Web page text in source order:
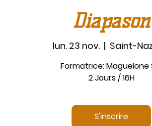
Diapason
lun. 23 nov.
  |
Saint-
Formatrice: Maguelone
2 Jours / 16H
S'inscrire